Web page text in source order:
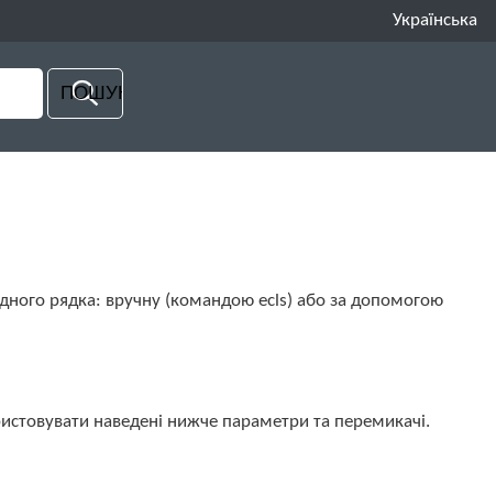
Українська
рядка: вручну (командою ecls) або за допомогою
наведені нижче параметри та перемикачі.